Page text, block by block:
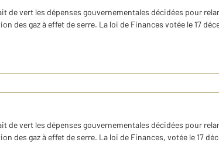
vert les dépenses gouvernementales décidées pour
des gaz à effet de serre. La loi de Finances votée le 17
vert les dépenses gouvernementales décidées pour
des gaz à effet de serre. La loi de Finances, votée le 17